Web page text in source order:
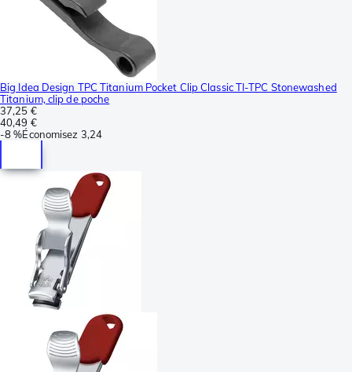
Big Idea Design TPC Titanium Pocket Clip Classic TI-TPC Stonewashed
Titanium, clip de poche
37,25 €
40,49 €
-8 %Économisez 3,24